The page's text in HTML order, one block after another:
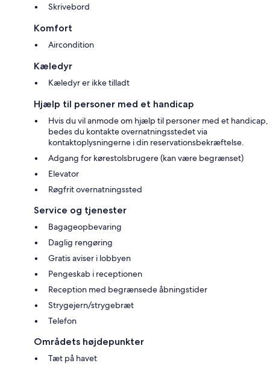
Skrivebord
Komfort
Aircondition
Kæledyr
Kæledyr er ikke tilladt
Hjælp til personer med et handicap
Hvis du vil anmode om hjælp til personer med et handicap,
bedes du kontakte overnatningsstedet via
kontaktoplysningerne i din reservationsbekræftelse.
Adgang for kørestolsbrugere (kan være begrænset)
Elevator
Røgfrit overnatningssted
Service og tjenester
Bagageopbevaring
Daglig rengøring
Gratis aviser i lobbyen
Pengeskab i receptionen
Reception med begrænsede åbningstider
Strygejern/strygebræt
Telefon
Områdets højdepunkter
Tæt på havet